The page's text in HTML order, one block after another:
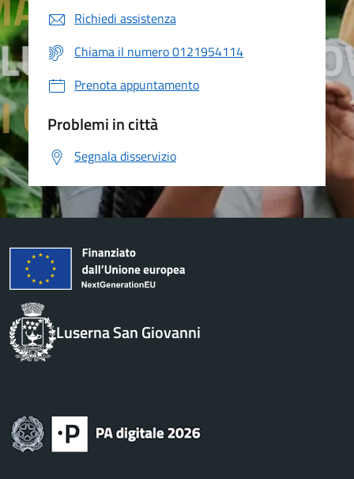
Richiedi assistenza
Chiama il numero 0121954114
Prenota appuntamento
Problemi in città
Segnala disservizio
Luserna San Giovanni